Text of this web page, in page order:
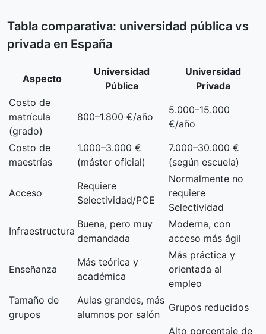
Tabla comparativa: universidad pública vs
privada en España
Aspecto
Universidad
Pública
Universidad
Privada
Costo de
matrícula
(grado)
800–1.800 €/año
5.000–15.000
€/año
Costo de
maestrías
1.000–3.000 €
(máster oficial)
7.000–30.000 €
(según escuela)
Acceso
Requiere
Selectividad/PCE
Normalmente no
requiere
Selectividad
Infraestructura
Buena, pero muy
demandada
Moderna, con
acceso más ágil
Enseñanza
Más teórica y
académica
Más práctica y
orientada al
empleo
Tamaño de
grupos
Aulas grandes, más
alumnos por salón
Grupos reducidos
Alto porcentaje de